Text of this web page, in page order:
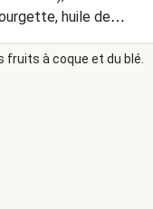
huile de
de yaourt), sauce soja
MOUTARDE,
PEUT CONTENIR
(max. 4 ⁰C).
HelloFresh
à coque et du blé.